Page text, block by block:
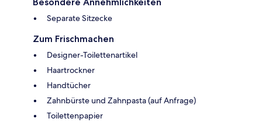
Separate Sitzecke
Zum Frischmachen
Designer-Toilettenartikel
Haartrockner
Handtücher
Zahnbürste und Zahnpasta (auf Anfrage)
Toilettenpapier